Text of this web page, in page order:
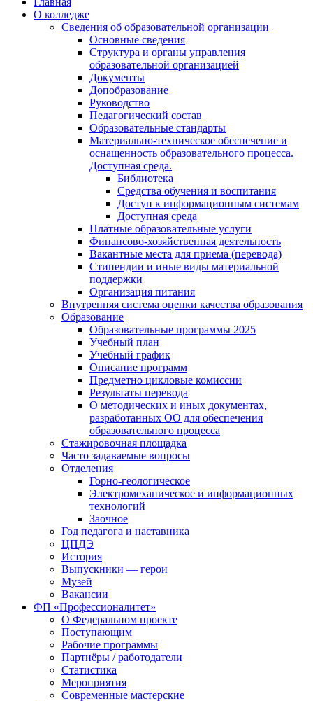
О колледже
Сведения об образовательной организации
Основные сведения
Структура и органы управления
образовательной организацией
Документы
Допобразование
Руководство
Педагогический состав
Образовательные стандарты
Материально-техническое обеспечение и
оснащенность образовательного процесса.
Доступная среда.
Библиотека
Средства обучения и воспитания
Доступ к информационным системам
Доступная среда
Платные образовательные услуги
Финансово-хозяйственная деятельность
Вакантные места для приема (перевода)
Стипендии и иные виды материальной
поддержки
Организация питания
Внутренняя система оценки качества образования
Образование
Образовательные программы 2025
Учебный план
Учебный график
Описание программ
Предметно цикловые комиссии
Результаты перевода
О методических и иных документах,
разработанных ОО для обеспечения
образовательного процесса
Стажировочная площадка
Часто задаваемые вопросы
Отделения
Горно-геологическое
Электромеханическое и информационных
технологий
Заочное
Год педагога и наставника
ЦПДЭ
История
Выпускники — герои
Музей
Вакансии
ФП «Профессионалитет»
О Федеральном проекте
Поступающим
Рабочие программы
Партнёры / работодатели
Статистика
Мероприятия
Современные мастерские